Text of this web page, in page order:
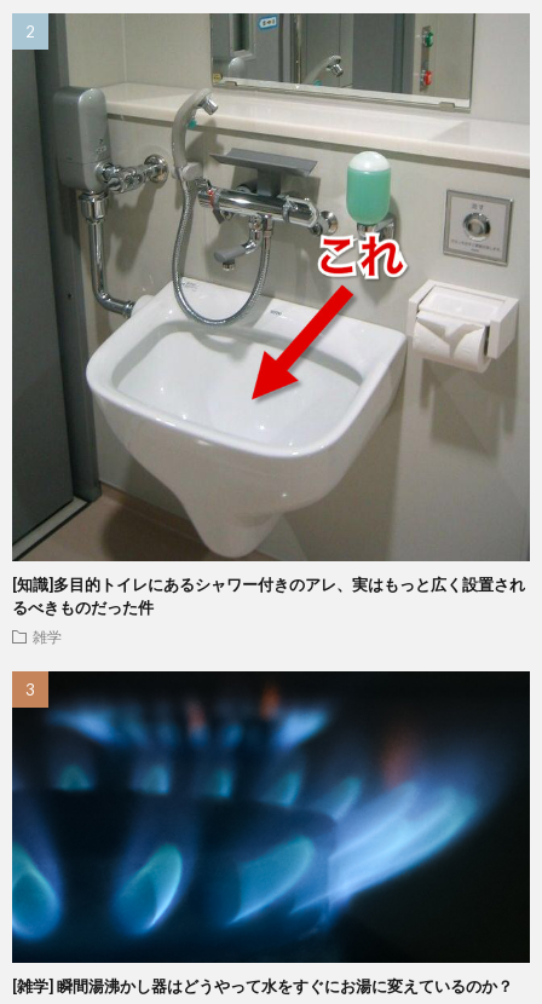
[知識]多目的トイレにあるシャワー付きのアレ、実はもっと広く設置され
るべきものだった件
雑学
[雑学] 瞬間湯沸かし器はどうやって水をすぐにお湯に変えているのか？